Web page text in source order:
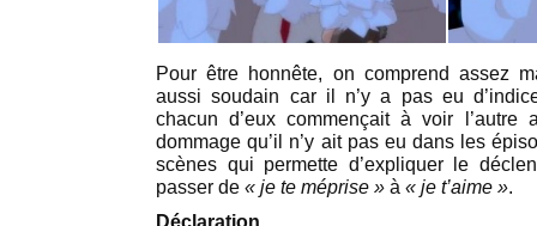
Pour être honnête, on comprend assez
aussi soudain car il n’y a pas eu
chacun d’eux commençait à voir
dommage qu’il n’y ait pas eu dans les
scènes qui permette d’expliquer le
passer de « je te méprise » à « je t’aime ».
Déclaration